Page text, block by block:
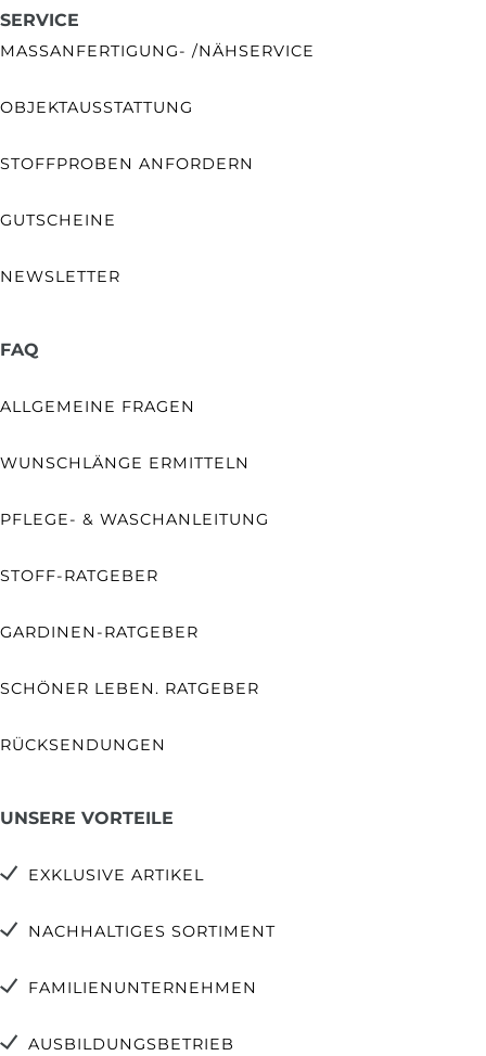
SERVICE
MASSANFERTIGUNG- /NÄHSERVICE
OBJEKTAUSSTATTUNG
STOFFPROBEN ANFORDERN
GUTSCHEINE
NEWSLETTER
FAQ
ALLGEMEINE FRAGEN
WUNSCHLÄNGE ERMITTELN
PFLEGE- & WASCHANLEITUNG
STOFF-RATGEBER
GARDINEN-RATGEBER
SCHÖNER LEBEN. RATGEBER
RÜCKSENDUNGEN
UNSERE VORTEILE
EXKLUSIVE ARTIKEL
NACHHALTIGES SORTIMENT
FAMILIENUNTERNEHMEN
AUSBILDUNGSBETRIEB